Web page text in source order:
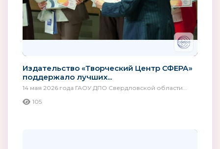
Издательство «Творческий Центр СФЕРА»
поддержало лучших...
14 мая 2026 года ГАОУ ДПО Свердловской области...
105